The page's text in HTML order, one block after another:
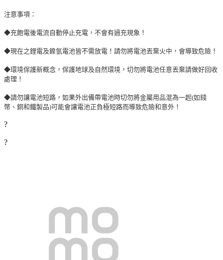
注意事項：
◆充飽電後電流自動停止充電，不會有過充現象！
◆現在之鋰電及鎳氫電池皆不需放電！請勿將電池丟棄火中，會導致危險！
◆環境保護新概念，保護地球及自然環境，切勿將電池任意丟棄請做好回收
處理！
◆請勿讓電池短路，如果外出備帶電池時切勿將金屬用品混為一起(如錢
幣、銅和鐵製品)可能會讓電池正負極短路而導致危險和意外！
?
?